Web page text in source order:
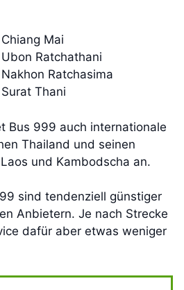
Mai
Ratchathani
Ratchasima
Thani
Bus 999 auch internationale
Thailand und seinen
und Kambodscha an.
sind tendenziell günstiger
Anbietern. Je nach Strecke
dafür aber etwas weniger